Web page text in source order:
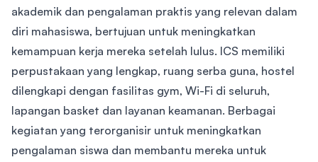
akademik dan pengalaman praktis yang relevan dalam
diri mahasiswa, bertujuan untuk meningkatkan
kemampuan kerja mereka setelah lulus. ICS memiliki
perpustakaan yang lengkap, ruang serba guna, hostel
dilengkapi dengan fasilitas gym, Wi-Fi di seluruh,
lapangan basket dan layanan keamanan. Berbagai
kegiatan yang terorganisir untuk meningkatkan
pengalaman siswa dan membantu mereka untuk